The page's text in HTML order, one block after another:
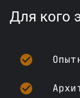
Для кого